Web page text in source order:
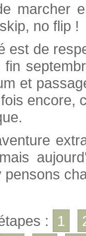
marcher
no flip !
est de
et
encore,
pensons
: 1